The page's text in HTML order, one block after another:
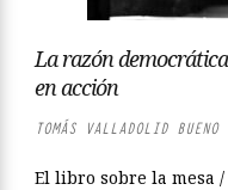
La razón
en acción
TOMÁS VALLADOLID BUENO
El libro sobre la mesa